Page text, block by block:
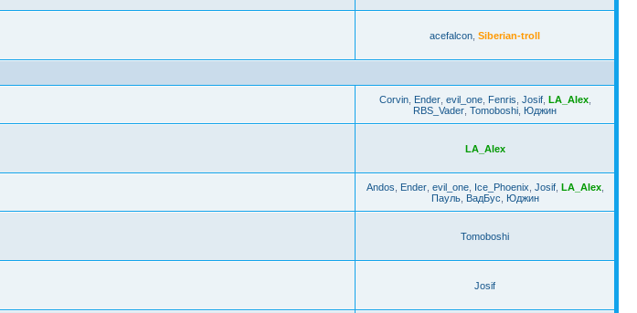
acefalcon Siberian-troll
Corvin, Ender, evil_one, Fenris Josif, LA_Alex,
RBS_Vader Tomoboshi Юджин
LA_Alex
Andos Ender, evil_one, Ice_Phoenix Josif, LA_Alex,
Пауль, ВадБус Юджин
Tomoboshi
Josif